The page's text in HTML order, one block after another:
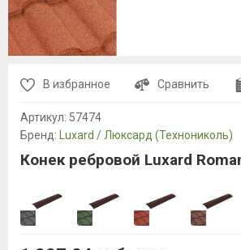
В избранное Сравнить
Артикул: 57474
Бренд:
Luxard / Люксард (Технониколь)
Конек ребровой Luxard